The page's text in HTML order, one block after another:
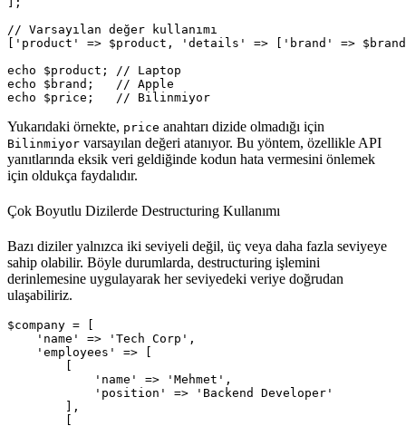
// Varsayılan değer kullanımı
['product' => $product, 'details' => ['brand' =>
echo $product; // Laptop
echo $brand;   // Apple
Yukarıdaki örnekte, price anahtarı dizide olmadığı için
Bilinmiyor varsayılan değeri atanıyor. Bu yöntem, özellikle API
yanıtlarında eksik veri geldiğinde kodun hata vermesini önlemek
için oldukça faydalıdır.
Çok Boyutlu Dizilerde Destructuring Kullanımı
Bazı diziler yalnızca iki seviyeli değil, üç veya daha fazla seviyeye
sahip olabilir. Böyle durumlarda, destructuring işlemini
derinlemesine uygulayarak her seviyedeki veriye doğrudan
ulaşabiliriz.
$company = [
    'name' => 'Tech Corp',
    'employees' => [
            'name' => 'Mehmet',
            'position' => 'Backend Developer'
        ],